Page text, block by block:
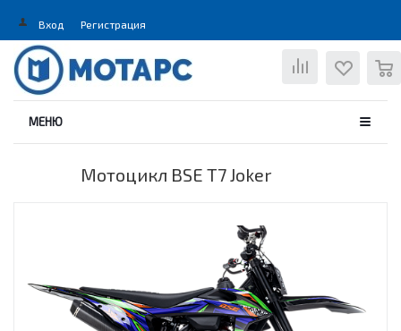
Вход Регистрация
МЕНЮ
Мотоцикл BSE T7 Joker